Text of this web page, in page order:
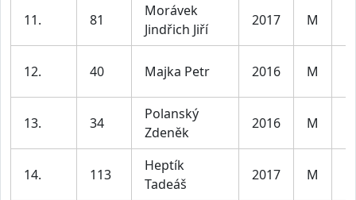
11. 81
Morávek
Jindřich Jiří
2017 M
12. 40 Majka Petr 2016 M
13. 34
Polanský
Zdeněk
2016 M
14. 113
Heptík
Tadeáš
2017 M